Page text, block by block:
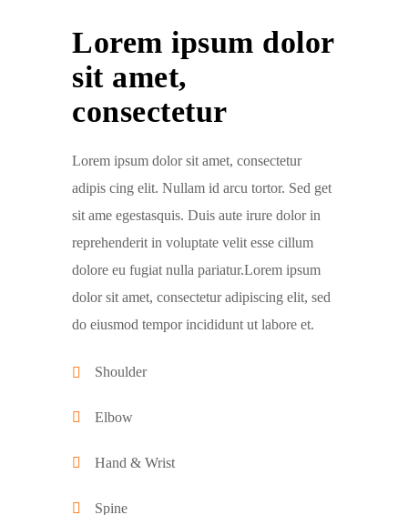
Lorem ipsum dolor
sit amet,
consectetur
Lorem ipsum dolor sit amet, consectetur
adipis cing elit. Nullam id arcu tortor. Sed get
sit ame egestasquis. Duis aute irure dolor in
reprehenderit in voluptate velit esse cillum
dolore eu fugiat nulla pariatur.Lorem ipsum
dolor sit amet, consectetur adipiscing elit, sed
do eiusmod tempor incididunt ut labore et.
Shoulder
Elbow
Hand & Wrist
Spine